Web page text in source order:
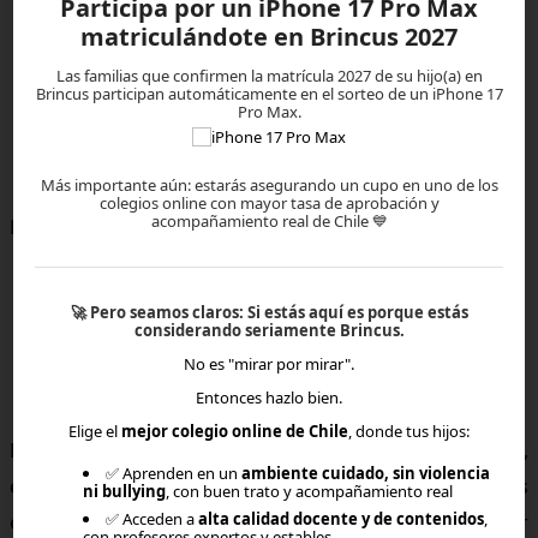
la casa de un familiar
otra ciudad de Chile
otro país
viajes largos
estadías por trabajo
Esto es imposible en la educación presencial.
Flexibilidad para estudiantes con
NEE o alta sensibilidad
Para estudiantes con TEA, TDAH, ansiedad, dislexia,
epilepsia, condiciones sensoriales o desafíos
emocionales, los colegios presenciales suelen ser
Participa por un iPhone 17 Pro Max
matriculándote en Brincus 2027
Las familias que confirmen la matrícula 2027 de su hijo(a) en
Brincus participan automáticamente en el sorteo de un iPhone 17
Pro Max.
Más importante aún: estarás asegurando un cupo en uno de los
colegios online con mayor tasa de aprobación y
acompañamiento real de Chile 💙
🚀Pero seamos claros: Si estás aquí es porque estás
considerando seriamente Brincus.
No es "mirar por mirar".
Entonces hazlo bien.
Elige el mejor colegio online de Chile, donde tus hijos:
✅ Aprenden en unambiente cuidado, sin violencia
ni bullying, con buen trato y acompañamiento real
✅ Acceden aalta calidad docente y de contenidos,